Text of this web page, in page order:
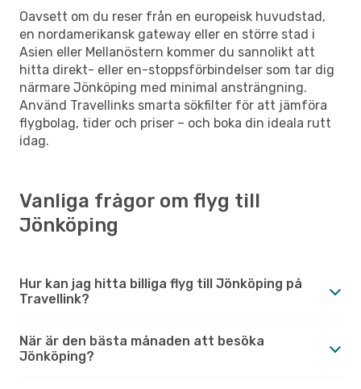
Oavsett om du reser från en europeisk huvudstad,
en nordamerikansk gateway eller en större stad i
Asien eller Mellanöstern kommer du sannolikt att
hitta direkt- eller en-stoppsförbindelser som tar dig
närmare Jönköping med minimal ansträngning.
Använd Travellinks smarta sökfilter för att jämföra
flygbolag, tider och priser – och boka din ideala rutt
idag.
Vanliga frågor om flyg till
Jönköping
Hur kan jag hitta billiga flyg till Jönköping på
Travellink?
När är den bästa månaden att besöka
Jönköping?